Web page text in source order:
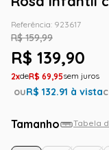
Referência: 923617
R$ 159,99
R$ 139,90
2 R$ 69,95
ouR$ 132.91 à vista
Tamanho Tabela